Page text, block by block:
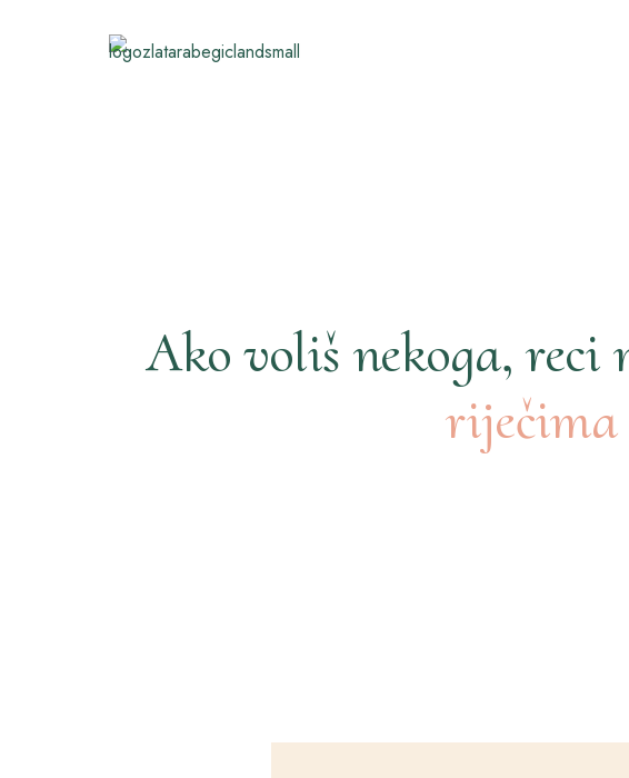
Ako voliš nekoga, reci
riječima